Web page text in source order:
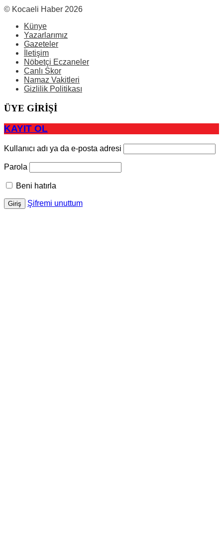
© Kocaeli Haber 2026
Künye
Yazarlarımız
Gazeteler
İletişim
Nöbetçi Eczaneler
Canlı Skor
Namaz Vakitleri
Gizlilik Politikası
ÜYE GİRİŞİ
KAYIT OL
Kullanıcı adı ya da e-posta adresi
Parola
Beni hatırla
Şifremi unuttum